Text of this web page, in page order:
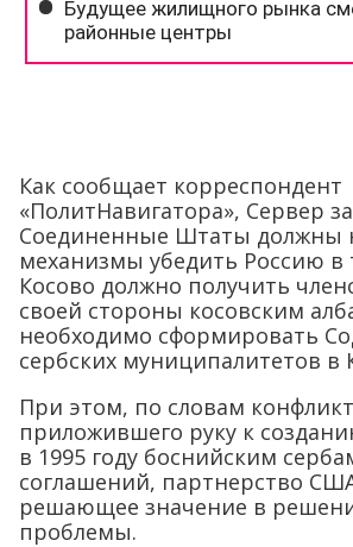
Как сообщает корреспондент
«ПолитНавигатора», Сервер
Соединенные Штаты должны
механизмы убедить Россию в
Косово должно получить
своей стороны косовским
необходимо сформировать
сербских муниципалитетов в
При этом, по словам
приложившего руку к
в 1995 году боснийским
соглашений, партнерство
решающее значение в
проблемы.